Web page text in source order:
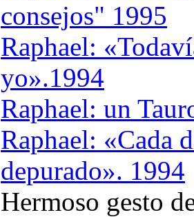
consejos" 1995
Raphael:
yo».1994
Raphael: un
Raphael: «Cada
depurado». 1994
Hermoso gesto